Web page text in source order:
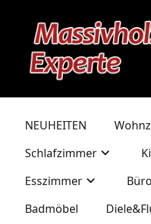
NEUHEITEN
Schlafzimmer
Esszimmer
Badmöbel